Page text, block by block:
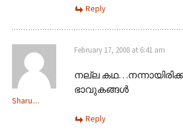
Reply
Sharu....
February 17, 2008 at 6:41 am
നല്ല
ഭാവുകങ്ങള്‍
Reply